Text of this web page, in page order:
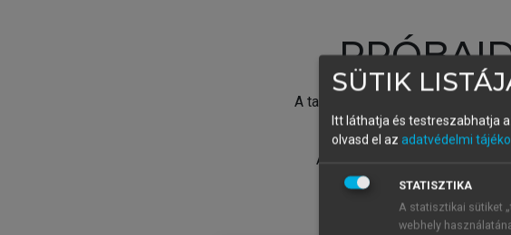
A tartalom megtekintéséhez lépj
Új
A próbaidőszak elindításához,
A regisztráció
SÜTIK
Itt láthatja és testreszabhatja
olvasd el az adatvédelmi
STATISZTIKA
A statisztikai sütiket
webhely